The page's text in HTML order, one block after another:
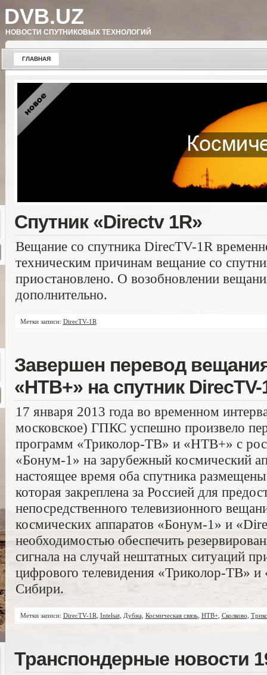
DVB.UZ
НОВОСТИ СПУТНИКОВЫХ ТЕХНОЛОГИЙ
ГЛАВНАЯ
Спутник «Directv 1R»
Вещание со спутника DirecTV-1R
техническим причинам вещание со
приостановлено. О возобновлении
дополнительно.
Метки записи: DirecTV-1R
Завершен перевод
«НТВ+» на спутник DirecTV-
17 января 2013 года во временном
московское) ГПКС успешно произвело
программ «Триколор-ТВ» и «НТВ+» с
«Бонум-1» на зарубежный космический
настоящее время оба спутника
которая закреплена за Россией для
непосредственного телевизионного
космических аппаратов «Бонум-1» и
необходимостью обеспечить
сигнала на случай нештатных ситуаций
цифрового телевидения «Триколор-ТВ»
Сибири.
Метки записи: DirecTV-1R Intelsat, Дубна, Космическая связь, НТВ+, Сколково
Транспондерные новости